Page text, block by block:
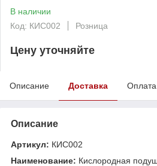
В наличии
Код: КИС002
Розница
Цену уточняйте
Описание Доставка Оплата
Описание
Артикул: КИС002
Наименование: Кислородная